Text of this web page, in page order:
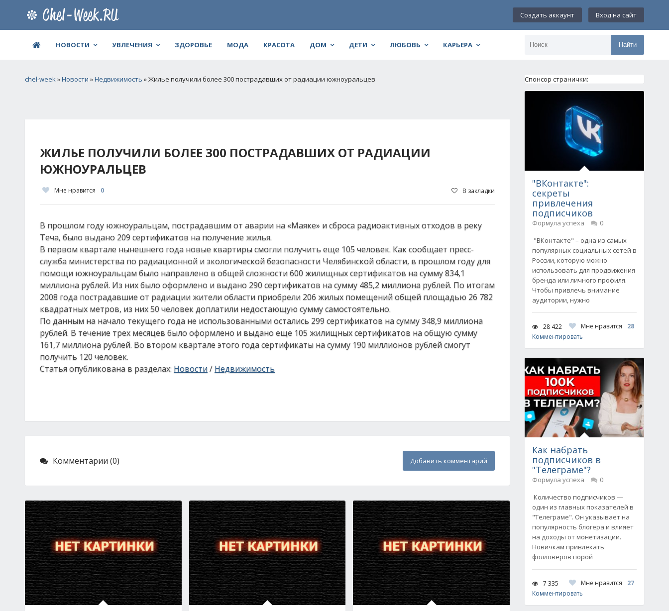
Создать аккаунт Вход на сайт
НОВОСТИ УВЛЕЧЕНИЯ ЗДОРОВЬЕ МОДА КРАСОТА ДОМ ДЕТИ ЛЮБОВЬ КАРЬЕРА Найти
chel-week»Новости »Недвижимость » Жилье получили более 300 пострадавших от радиации южноуральцев
ЖИЛЬЕ ПОЛУЧИЛИ БОЛЕЕ 300 ПОСТРАДАВШИХ ОТ РАДИАЦИИ
ЮЖНОУРАЛЬЦЕВ
Мне нравится 0 В закладки
В прошлом году южноуральцам, пострадавшим от аварии на «Маяке» и сброса радиоактивных отходов в реку
Теча, было выдано 209 сертификатов на получение жилья.
В первом квартале нынешнего года новые квартиры смогли получить еще 105 человек. Как сообщает пресс-
служба министерства по радиационной и экологической безопасности Челябинской области, в прошлом году для
помощи южноуральцам было направлено в общей сложности 600 жилищных сертификатов на сумму 834,1
миллиона рублей. Из них было оформлено и выдано 290 сертификатов на сумму 485,2 миллиона рублей. По итогам
2008 года пострадавшие от радиации жители области приобрели 206 жилых помещений общей площадью 26 782
квадратных метров, из них 50 человек доплатили недостающую сумму самостоятельно.
По данным на начало текущего года не использованными остались 299 сертификатов на сумму 348,9 миллиона
рублей. В течение трех месяцев было оформлено и выдано еще 105 жилищных сертификатов на общую сумму
161,7 миллиона рублей. Во втором квартале этого года сертификаты на сумму 190 миллионов рублей смогут
получить 120 человек.
Статья опубликована в разделах: Новости/ Недвижимость
Комментарии (0) Добавить комментарий
Спонсор странички:
"ВКонтакте":
секреты
привлечения
подписчиков
Формула успеха
0
"ВКонтакте" – одна из самых
популярных социальных сетей в
России, которую можно
использовать для продвижения
бренда или личного профиля.
Чтобы привлечь внимание
аудитории, нужно
28 422 Мне нравится
28
Комментировать
Как набрать
подписчиков в
"Телеграме"?
Формула успеха
0
Количество подписчиков —
один из главных показателей в
"Телеграме". Он указывает на
популярность блогера и влияет
на доходы от монетизации.
Новичкам привлекать
фолловеров порой
7 335 Мне нравится
27
Комментировать